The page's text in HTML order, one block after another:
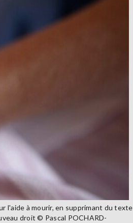
l'aide à mourir, en supprimant du texte
droit © Pascal POCHARD-